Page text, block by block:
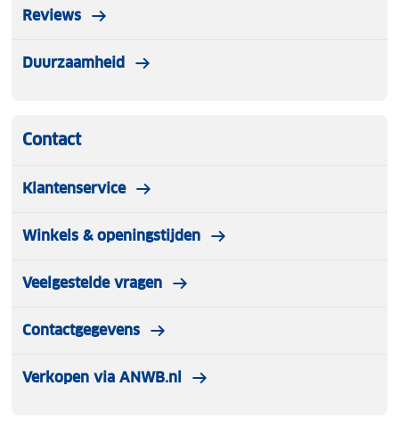
Reviews
Duurzaamheid
Contact
Klantenservice
Winkels & openingstijden
Veelgestelde vragen
Contactgegevens
Verkopen via ANWB.nl